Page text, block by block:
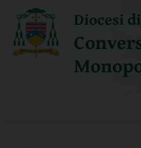
content
Diocesi di